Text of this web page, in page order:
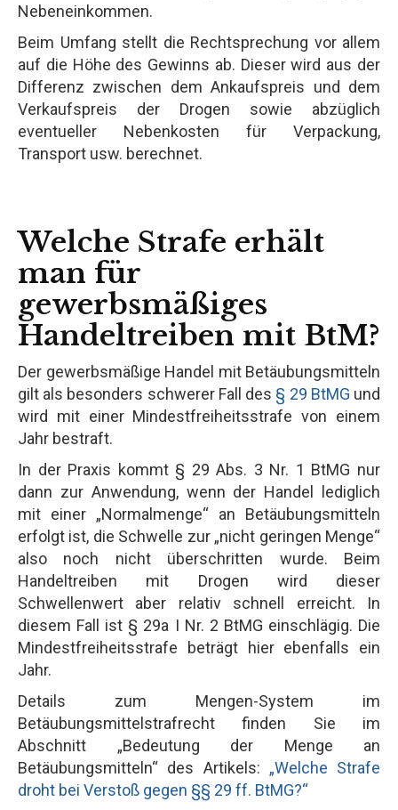
Nebeneinkommen.
Beim Umfang stellt die Rechtsprechung vor allem
auf die Höhe des Gewinns ab. Dieser wird aus der
Differenz zwischen dem Ankaufspreis und dem
Verkaufspreis der Drogen sowie abzüglich
eventueller Nebenkosten für Verpackung,
Transport usw. berechnet.
Welche Strafe erhält
man für
gewerbsmäßiges
Handeltreiben mit BtM?
Der gewerbsmäßige Handel mit Betäubungsmitteln
gilt als besonders schwerer Fall des § 29 BtMG und
wird mit einer Mindestfreiheitsstrafe von einem
Jahr bestraft.
In der Praxis kommt § 29 Abs. 3 Nr. 1 BtMG nur
dann zur Anwendung, wenn der Handel lediglich
mit einer „Normalmenge“ an Betäubungsmitteln
erfolgt ist, die Schwelle zur „nicht geringen Menge“
also noch nicht überschritten wurde. Beim
Handeltreiben mit Drogen wird dieser
Schwellenwert aber relativ schnell erreicht. In
diesem Fall ist § 29a I Nr. 2 BtMG einschlägig. Die
Mindestfreiheitsstrafe beträgt hier ebenfalls ein
Jahr.
Details zum Mengen-System im
Betäubungsmittelstrafrecht finden Sie im
Abschnitt „Bedeutung der Menge an
Betäubungsmitteln“ des Artikels: „Welche Strafe
droht bei Verstoß gegen §§ 29 ff. BtMG?“